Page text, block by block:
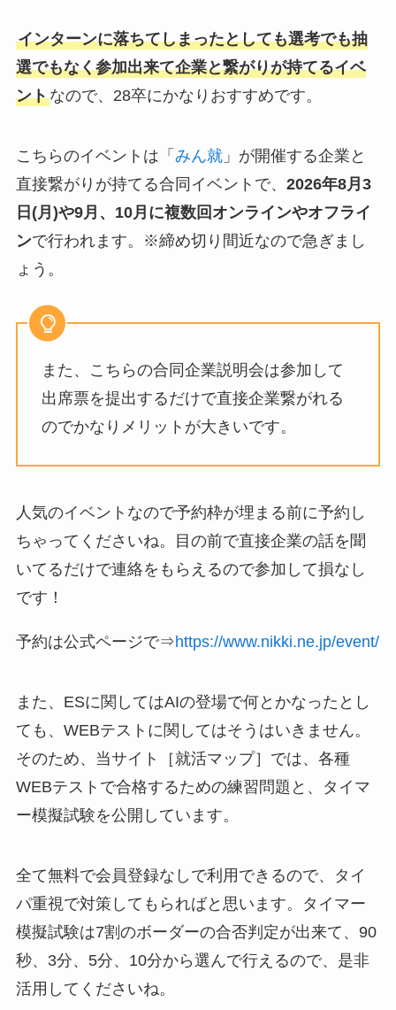
インターンに落ちてしまったとしても選考でも抽
選でもなく参加出来て企業と繋がりが持てるイベ
ントなので、28卒にかなりおすすめです。
こちらのイベントは「 みん就」が開催する企業と
直接繋がりが持てる合同イベントで、 2026年8月3
日(月)や9月、10月 に複数回オンラインやオフライ
ンで行われます。※締め切り間近なので急ぎまし
ょう。
また、こちらの合同企業説明会は参加して
出席票を提出するだけで直接企業繋がれる
のでかなりメリットが大きいです。
人気のイベントなので予約枠が埋まる前に予約し
ちゃってくださいね。目の前で直接企業の話を聞
いてるだけで連絡をもらえるので参加して損なし
です！
予約は公式ページで⇒https://www.nikki.ne.jp/event/
また、ESに関してはAIの登場で何とかなったとし
ても、WEBテストに関してはそうはいきません。
そのため、当サイト［就活マップ］では、各種
WEBテストで合格するための練習問題と、タイマ
ー模擬試験を公開しています。
全て無料で会員登録なしで利用できるので、タイ
パ重視で対策してもらればと思います。タイマー
模擬試験は7割のボーダーの合否判定が出来て、90
秒、3分、5分、10分から選んで行えるので、是非
活用してくださいね。